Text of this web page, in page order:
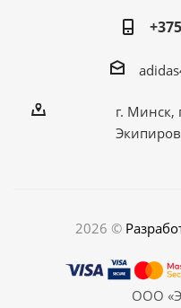
г. Минск,
2026 ©
ООО